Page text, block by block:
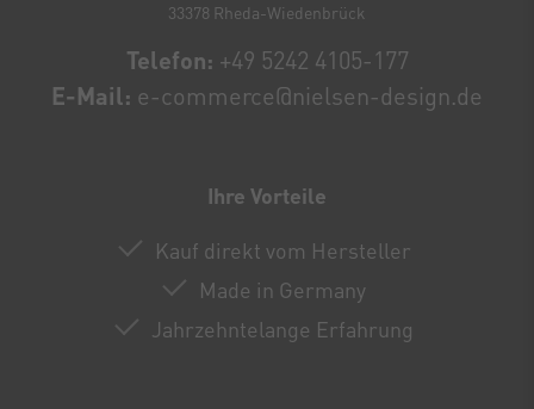
33378 Rheda-Wiedenbrück
Telefon: +49 5242 4105-177
E-Mail: e-commerce@nielsen-design.de
Ihre Vorteile
Kauf direkt vom Hersteller
Made in Germany
Jahrzehntelange Erfahrung